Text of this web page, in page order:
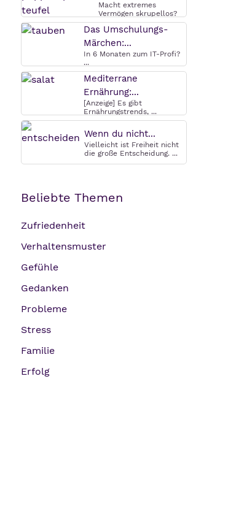
Macht extremes
Vermögen skrupellos?
Warum das ...
Das Umschulungs-
Märchen:...
In 6 Monaten zum IT-Profi?
...
Mediterrane
Ernährung:...
[Anzeige] Es gibt
Ernährungstrends, ...
Wenn du nicht...
Vielleicht ist Freiheit nicht
die große Entscheidung. ...
Beliebte Themen
Zufriedenheit
Verhaltensmuster
Gefühle
Gedanken
Probleme
Stress
Familie
Erfolg